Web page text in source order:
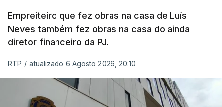
Empreiteiro que fez obras na casa de Luís
Neves também fez obras na casa do ainda
diretor financeiro da PJ.
RTP / atualizado 6 Agosto 2026, 20:10